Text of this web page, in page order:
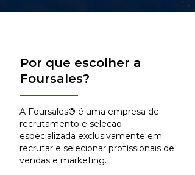
Por que escolher a
Foursales?
A Foursales® é uma empresa de
recrutamento e selecao
especializada exclusivamente em
recrutar e selecionar profissionais de
vendas e marketing.